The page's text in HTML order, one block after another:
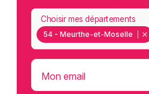
54 - Meurthe-et-Moselle
Choisir mes départements
Mon email